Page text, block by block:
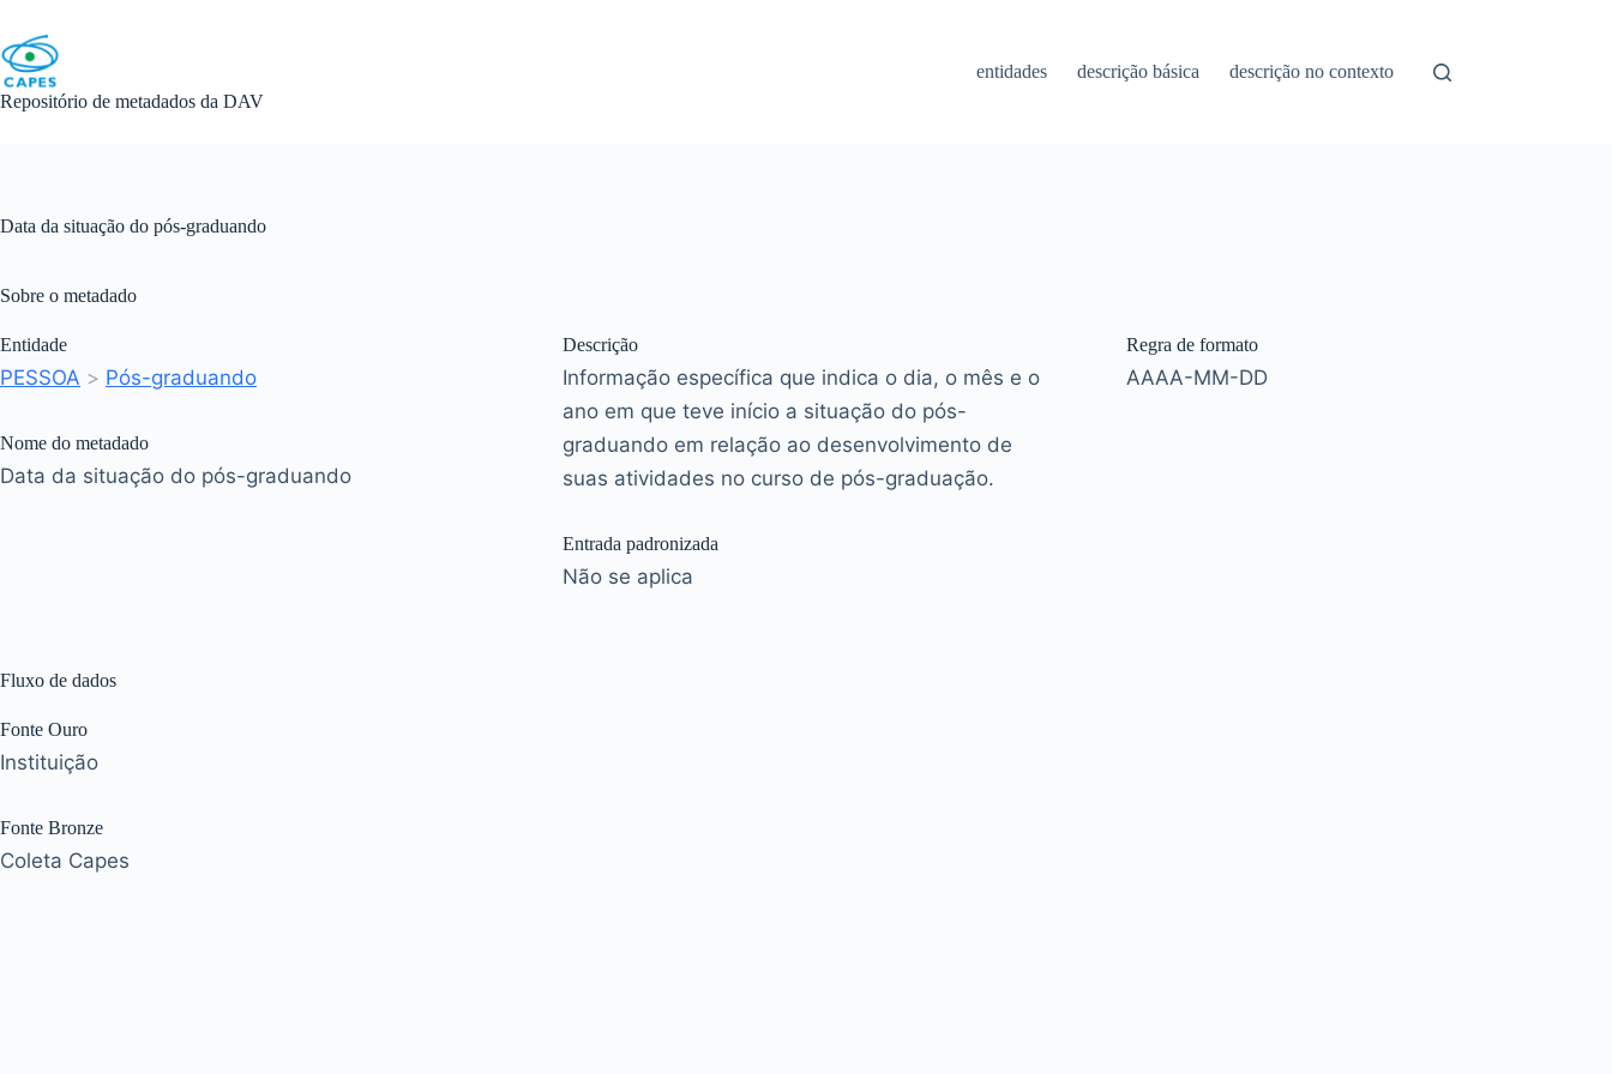
content
Repositório de metadados da DAV
entidades descrição básica descrição no contexto
Data da situação do pós-graduando
Sobre o metadado
Entidade
PESSOA > Pós-graduando
Nome do metadado
Data da situação do pós-graduando
Descrição
Informação específica que indica o dia, o mês e o
ano em que teve início a situação do pós-
graduando em relação ao desenvolvimento de
suas atividades no curso de pós-graduação.
Entrada padronizada
Não se aplica
Regra de formato
AAAA-MM-DD
Fluxo de dados
Fonte Ouro
Instituição
Fonte Bronze
Coleta Capes